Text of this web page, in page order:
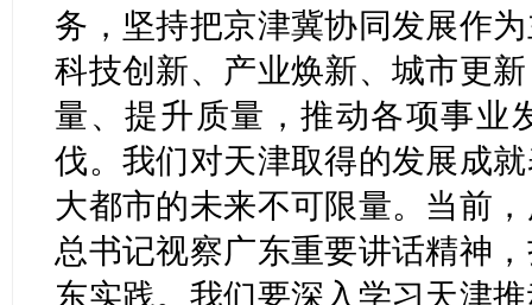
务，坚持把京津冀协同发展作
科技创新、产业焕新、城市更
量、提升质量，推动各项事业
伐。我们对天津取得的发展成
大都市的未来不可限量。当前
总书记视察广东重要讲话精神
东实践。我们要深入学习天津